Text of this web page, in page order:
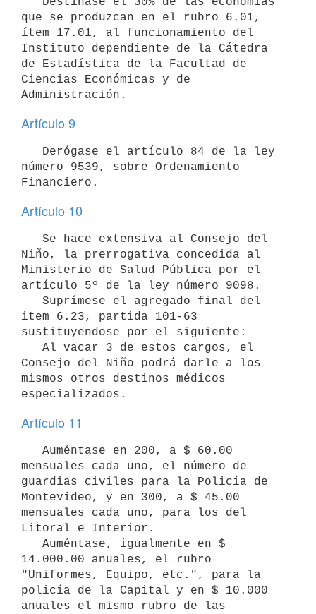
que se produzcan en el rubro 6.01,
ítem 17.01, al funcionamiento del
Instituto dependiente de la Cátedra
de Estadística de la Facultad de
Ciencias Económicas y de
Administración.
Artículo 9
número 9539, sobre Ordenamiento
Artículo 10
Niño, la prerrogativa concedida al
Ministerio de Salud Pública por el
artículo 5º de la ley número 9098.
item 6.23, partida 101-63
sustituyendose por el siguiente:
Consejo del Niño podrá darle a los
mismos otros destinos médicos
especializados.
Artículo 11
mensuales cada uno, el número de
guardias civiles para la Policía de
Montevideo, y en 300, a $ 45.00
mensuales cada uno, para los del
Litoral e Interior.
14.000.00 anuales, el rubro
"Uniformes, Equipo, etc.", para la
policía de la Capital y en $ 10.000
anuales el mismo rubro de las